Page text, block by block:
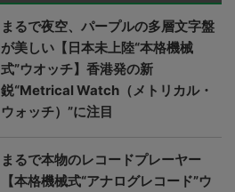
まるで夜空、パープルの多層文字盤
が美しい【日本未上陸“本格機械
式”ウオッチ】香港発の新
鋭“Metrical Watch（メトリカル・
ウォッチ）”に注目
まるで本物のレコードプレーヤー
【本格機械式“アナログレコード”ウ